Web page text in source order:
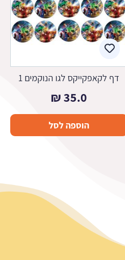
דף לקאפקייקס לגו הנוקמים 1
35.0
₪
הוספה לסל